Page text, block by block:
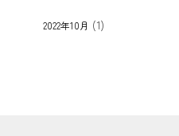
2022年10月 (1)